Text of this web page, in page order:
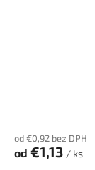
od €0,92 bez DPH
od €1,13 / ks